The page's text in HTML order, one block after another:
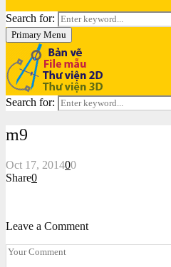
Search for:
Primary Menu
Search for:
m9
Oct 17, 201400
Share0
Leave a Comment